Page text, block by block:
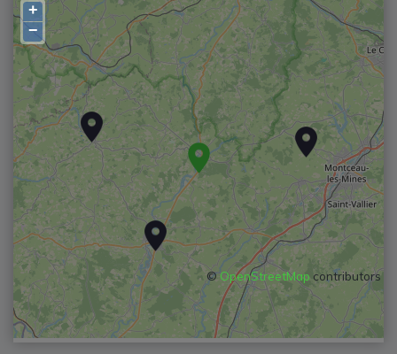
+
−
©OpenStreetMap contributors